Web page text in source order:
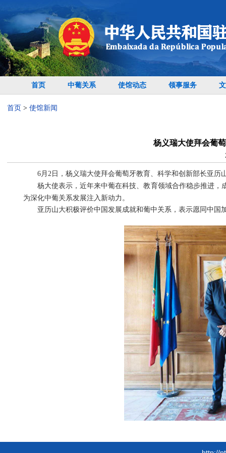
首页 中葡关系 使馆动态 领事服务
首页 > 使馆新闻
杨义瑞大使拜会葡
6月2日，杨义瑞大使拜会葡萄牙教育、科学和创新部长亚历
杨大使表示，近年来中葡在科技、教育领域合作稳步推进
为深化中葡关系发展注入新动力。
亚历山大积极评价中国发展成就和葡中关系，表示愿同中国